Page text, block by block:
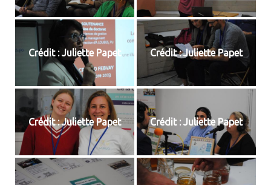
Crédit : Juliette Papet Crédit : Juliette Papet
Crédit : Juliette Papet Crédit : Juliette Papet